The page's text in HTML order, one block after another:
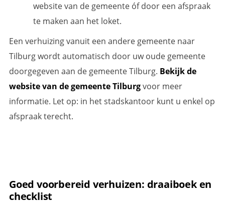
website van de gemeente óf door een afspraak
te maken aan het loket.
Een verhuizing vanuit een andere gemeente naar
Tilburg wordt automatisch door uw oude gemeente
doorgegeven aan de gemeente Tilburg. Bekijk de
website van de gemeente Tilburgvoor meer
informatie. Let op: in het stadskantoor kunt u enkel op
afspraak terecht.
Goed voorbereid verhuizen: draaiboek en
checklist